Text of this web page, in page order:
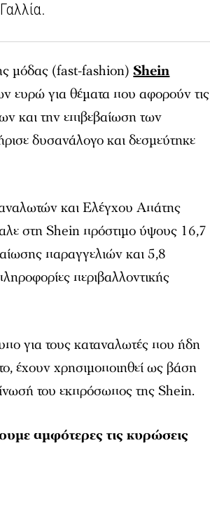
μόδας (fast-fashion)Shein
ευρώ για θέματα που αφορούν τις
και την επιβεβαίωση των
δυσανάλογο και δεσμεύτηκε
και Ελέγχου Απάτης
στη Shein πρόστιμο ύψους 16,7
παραγγελιών και 5,8
περιβαλλοντικής
για τους καταναλωτές που ήδη
έχουν χρησιμοποιηθεί ως βάση
του εκπρόσωπος της Shein.
αμφότερες τις κυρώσεις